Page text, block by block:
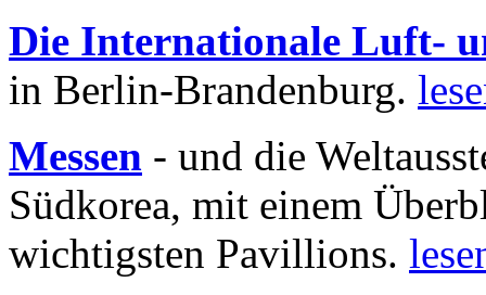
Die Internationale Luft-
in Berlin-Brandenburg.
Messen - und die
Südkorea, mit einem
wichtigsten Pavillions.